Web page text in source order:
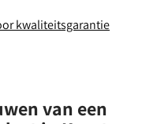
kwaliteitsgarantie
van een